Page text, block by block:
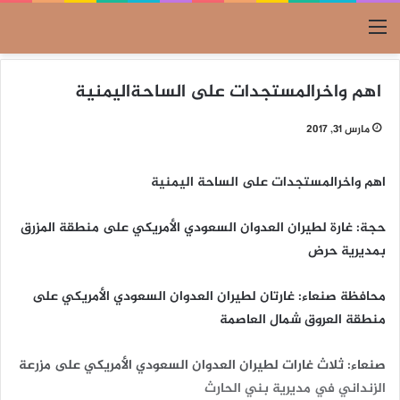
القائمة
اهم واخرالمستجدات على الساحةاليمنية
مارس 31, 2017
اهم واخرالمستجدات على الساحة اليمنية
حجة: غارة لطيران العدوان السعودي الأمريكي على منطقة المزرق
بمديرية حرض
محافظة صنعاء: غارتان لطيران العدوان السعودي الأمريكي على
منطقة العروق شمال العاصمة
صنعاء: ثلاث غارات لطيران العدوان السعودي الأمريكي على مزرعة
الزنداني في مديرية بني الحارث